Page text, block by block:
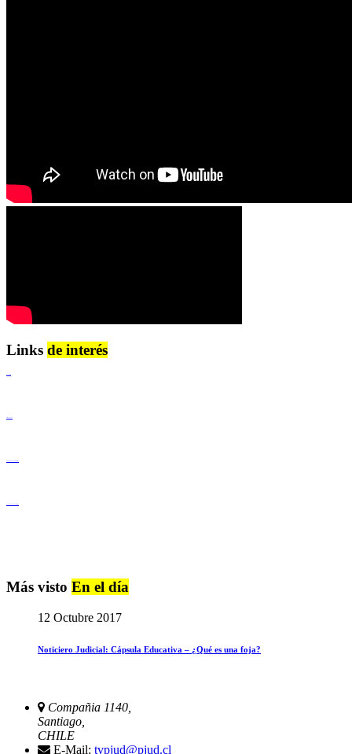
Links de interés
Más visto En el día
12 Octubre 2017
Noticiero Judicial: Cápsula Educativa – ¿Qué es una foja?
Compañia 1140,
Santiago,
CHILE
E-Mail: tvpjud@pjud.cl